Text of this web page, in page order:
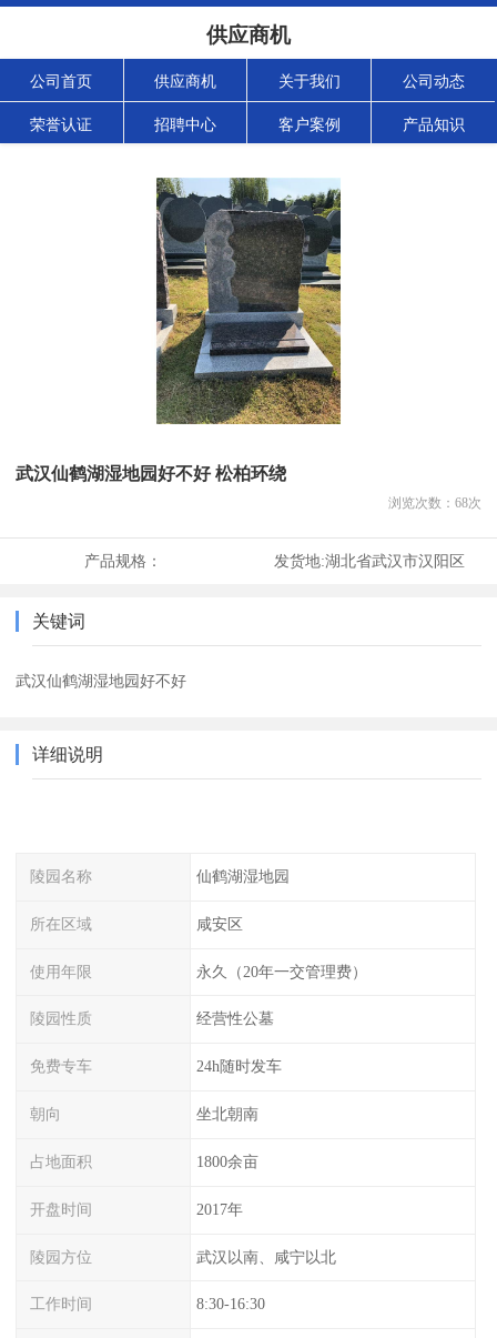
供应商机
公司首页 供应商机 关于我们 公司动态
荣誉认证 招聘中心 客户案例 产品知识
武汉仙鹤湖湿地园好不好 松柏环绕
浏览次数： 68次
产品规格： 发货地:湖北省武汉市汉阳区
关键词
武汉仙鹤湖湿地园好不好
详细说明
陵园名称 仙鹤湖湿地园
所在区域 咸安区
使用年限 永久（20年一交管理费）
陵园性质 经营性公墓
免费专车 24h随时发车
朝向 坐北朝南
占地面积 1800余亩
开盘时间 2017年
陵园方位 武汉以南、咸宁以北
工作时间 8:30-16:30